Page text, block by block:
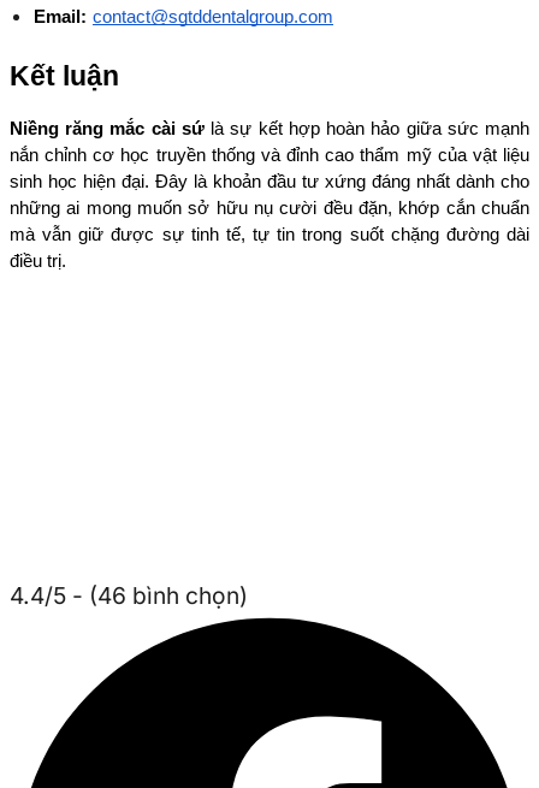
Email: contact@sgtddentalgroup.com
Kết luận
Niềng răng mắc cài sứ là sự kết hợp hoàn hảo giữa sức mạnh
nắn chỉnh cơ học truyền thống và đỉnh cao thẩm mỹ của vật liệu
sinh học hiện đại. Đây là khoản đầu tư xứng đáng nhất dành cho
những ai mong muốn sở hữu nụ cười đều đặn, khớp cắn chuẩn
mà vẫn giữ được sự tinh tế, tự tin trong suốt chặng đường dài
điều trị.
4.4/5 - (46 bình chọn)